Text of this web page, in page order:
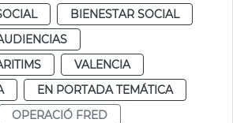
BIENESTAR SOCIAL
VALENCIA
EN PORTADA TEMÁTICA
OPERACIÓ FRED